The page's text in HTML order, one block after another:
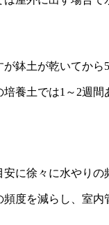
鉢土が乾いてから
養土では1～2週
に徐々に水やり
度を減らし、室内